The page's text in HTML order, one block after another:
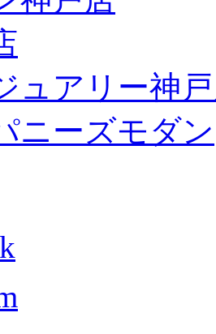
ュアリー神
ニーズモダン